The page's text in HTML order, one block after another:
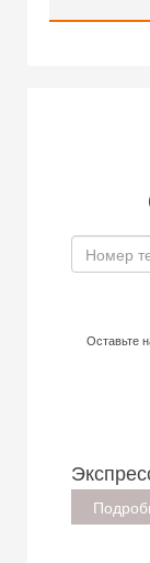
Оставьте